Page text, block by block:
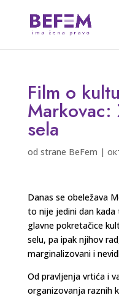
Film o
Markovac:
sela
od strane BeFem |
Danas se obeležava
to nije jedini dan kada
glavne pokretačice
selu, pa ipak njihov
marginalizovani i
Od pravljenja vrtića i
organizovanja raznih